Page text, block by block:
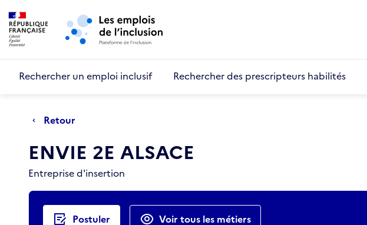
Aller au menu principal
Rechercher un emploi inclusif Rechercher des prescripteurs habilités
Retour
ENVIE 2E ALSACE
Entreprise d'insertion
Actions rapides
Postuler Voir tous les métiers